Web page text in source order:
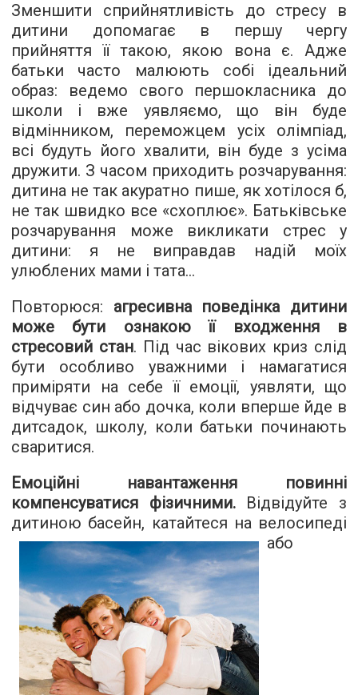
Зменшити сприйнятливість до стресу в
дитини допомагає в першу чергу
прийняття її такою, якою вона є. Адже
батьки часто малюють собі ідеальний
образ: ведемо свого першокласника до
школи і вже уявляємо, що він буде
відмінником, переможцем усіх олімпіад,
всі будуть його хвалити, він буде з усіма
дружити. З часом приходить розчарування:
дитина не так акуратно пише, як хотілося б,
не так швидко все «схоплює». Батьківське
розчарування може викликати стрес у
дитини: я не виправдав надій моїх
улюблених мами і тата…
Повторюся: агресивна поведінка дитини
може бути ознакою її входження в
стресовий стан. Під час вікових криз слід
бути особливо уважними і намагатися
приміряти на себе її емоції, уявляти, що
відчуває син або дочка, коли вперше йде в
дитсадок, школу, коли батьки починають
сваритися.
Емоційні навантаження повинні
компенсуватися фізичними.Відвідуйте з
дитиною басейн, катайтеся на велосипеді
або